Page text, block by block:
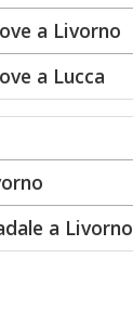
a Livorno
a Lucca
a Livorno